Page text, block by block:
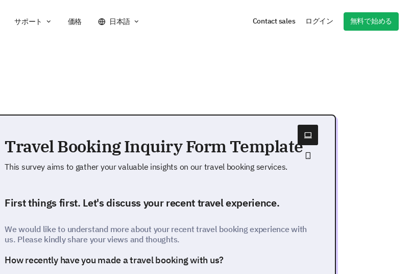
サポート 価格 日本語 Contact sales ログイン 無料で始める
Travel Booking Inquiry Form Template
This survey aims to gather your valuable insights on our travel booking services.
First things first. Let's discuss your recent travel experience.
We would like to understand more about your recent travel booking experience with
us. Please kindly share your views and thoughts.
How recently have you made a travel booking with us?